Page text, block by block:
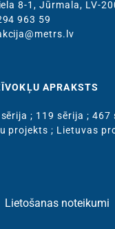
8-1, Jūrmala, LV-
963 59
APRAKSTS
; 119 sērija ; 467
projekts ; Lietuvas
Lietošanas noteikumi